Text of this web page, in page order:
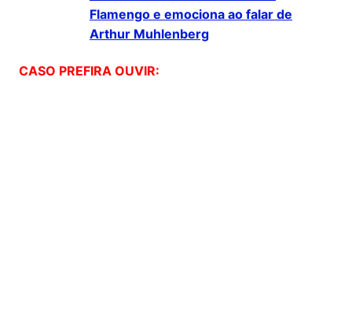
Flamengo e emociona ao falar de
Arthur Muhlenberg
CASO PREFIRA OUVIR: